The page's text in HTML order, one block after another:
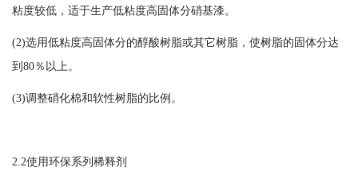
粘度较低，适于生产低粘度高固体分硝基漆。
(2)选用低粘度高固体分的醇酸树脂或其它树脂，使树脂的固体分达
到80％以上。
(3)调整硝化棉和软性树脂的比例。
2.2使用环保系列稀释剂